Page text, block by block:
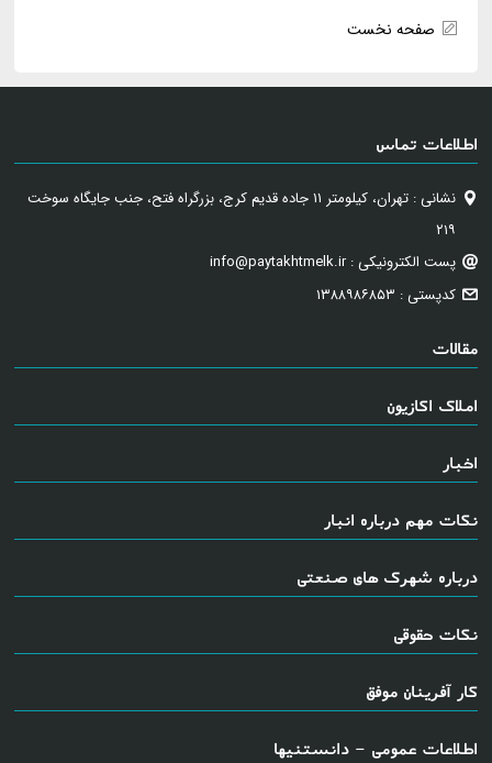
صفحه نخست
اطلاعات تماس
نشانی : تهران، کیلومتر ۱۱ جاده قدیم کرج، بزرگراه فتح، جنب جایگاه سوخت
۲۱۹
پست الکترونیکی : info@paytakhtmelk.ir
کدپستی : ۱۳۸۸۹۸۶۸۵۳
مقالات
املاک اکازیون
اخبار
نکات مهم درباره انبار
درباره شهرک های صنعتی
نکات حقوقی
کار آفرینان موفق
اطلاعات عمومی - دانستنیها